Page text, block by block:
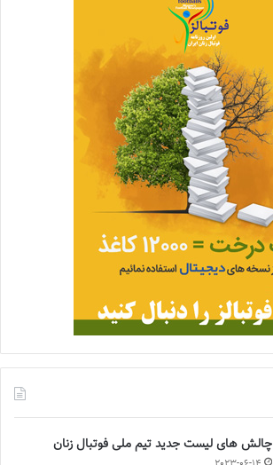
چالش هاى ليست جدید تيم ملى فوتبال زنان